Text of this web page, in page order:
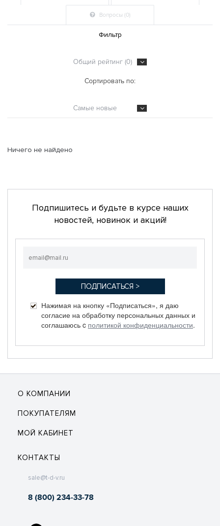
Вопросы (0)
Фильтр
Общий рейтинг (0)
Сортировать по:
Самые новые
Ничего не найдено
Подпишитесь и будьте в курсе наших
новостей, новинок и акций!
Нажимая на кнопку «Подписаться», я даю
согласие на обработку персональных данных и
соглашаюсь c политикой конфиденциальности.
О КОМПАНИИ
ПОКУПАТЕЛЯМ
МОЙ КАБИНЕТ
КОНТАКТЫ
sale@t-d-v.ru
8 (800) 234-33-78